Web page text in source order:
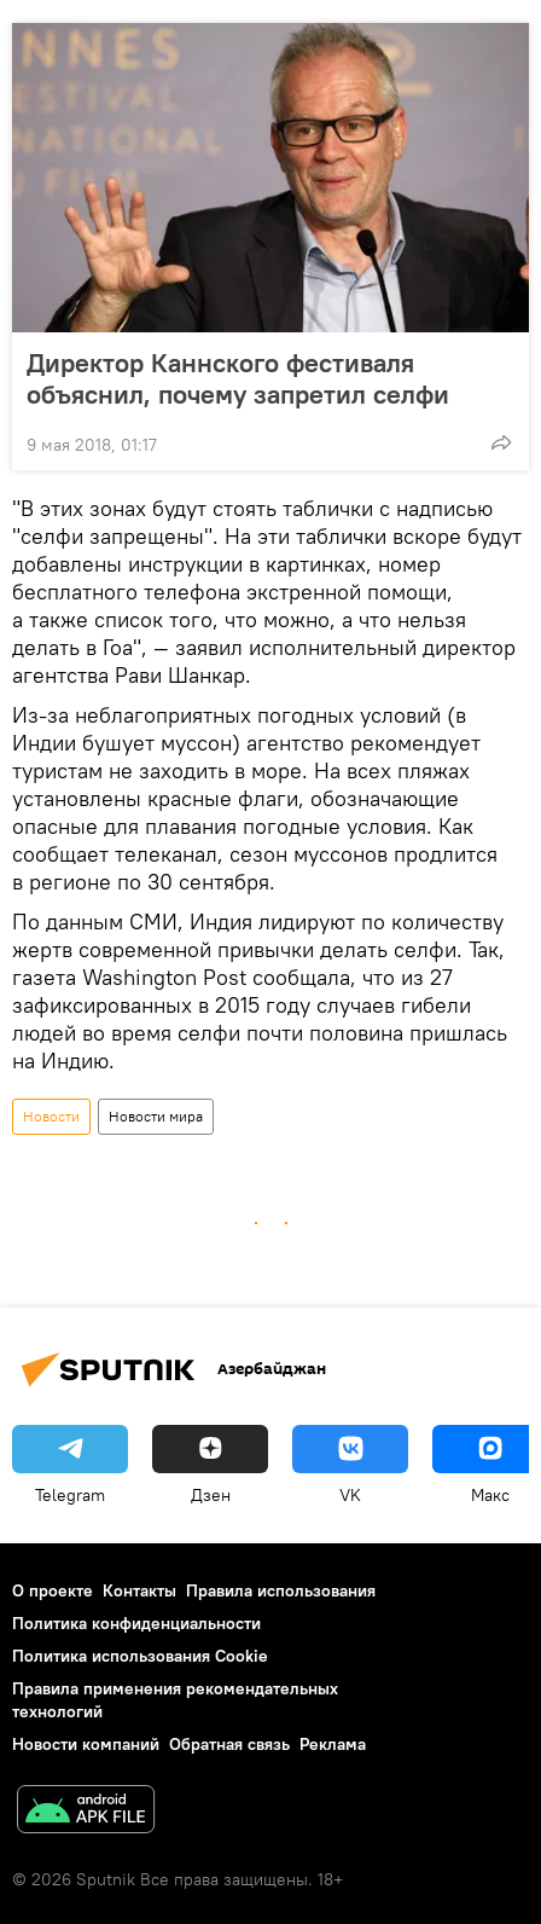
Директор Каннского фестиваля
объяснил, почему запретил селфи
9 мая 2018, 01:17
"В этих зонах будут стоять таблички с надписью
"селфи запрещены". На эти таблички вскоре будут
добавлены инструкции в картинках, номер
бесплатного телефона экстренной помощи,
а также список того, что можно, а что нельзя
делать в Гоа", — заявил исполнительный директор
агентства Рави Шанкар.
Из-за неблагоприятных погодных условий (в
Индии бушует муссон) агентство рекомендует
туристам не заходить в море. На всех пляжах
установлены красные флаги, обозначающие
опасные для плавания погодные условия. Как
сообщает телеканал, сезон муссонов продлится
в регионе по 30 сентября.
По данным СМИ, Индия лидируют по количеству
жертв современной привычки делать селфи. Так,
газета Washington Post сообщала, что из 27
зафиксированных в 2015 году случаев гибели
людей во время селфи почти половина пришлась
на Индию.
Новости Новости мира
Азербайджан
Telegram Дзен VK Макс
О проекте Контакты Правила использования
Политика конфиденциальности
Политика использования Cookie
Правила применения рекомендательных
технологий
Новости компаний Обратная связь Реклама
© 2026 Sputnik Все права защищены. 18+